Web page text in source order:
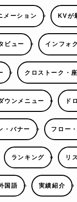
メーション KVが
ビュー インフォ
クロストーク・
ウンメニュー ド
・バナー フロー
ランキング リ
国語 実績紹介